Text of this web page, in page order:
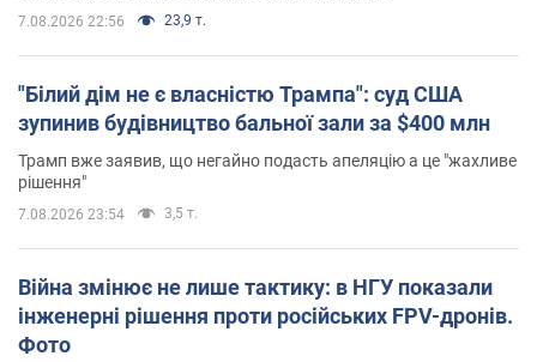
7.08.2026 22:56 23,9 т.
"Білий дім не є власністю Трампа": суд США
зупинив будівництво бальної зали за $400 млн
Трамп вже заявив, що негайно подасть апеляцію а це "жахливе
рішення"
7.08.2026 23:54 3,5 т.
Війна змінює не лише тактику: в НГУ показали
інженерні рішення проти російських FPV-дронів.
Фото